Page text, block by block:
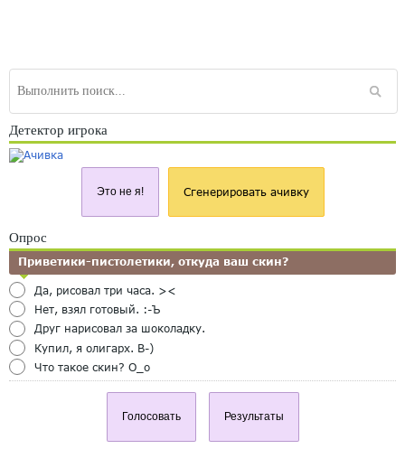
Детектор игрока
Это не я! Сгенерировать ачивку
Опрос
Приветики-пистолетики, откуда ваш скин?
Да, рисовал три часа. ><
Нет, взял готовый. :-Ъ
Друг нарисовал за шоколадку.
Купил, я олигарх. B-)
Что такое скин? O_o
Голосовать Результаты